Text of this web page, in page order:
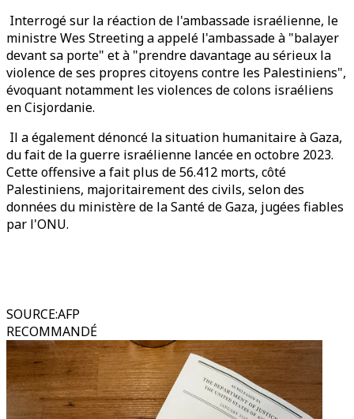
Interrogé sur la réaction de l'ambassade israélienne, le
ministre Wes Streeting a appelé l'ambassade à "balayer
devant sa porte" et à "prendre davantage au sérieux la
violence de ses propres citoyens contre les Palestiniens",
évoquant notamment les violences de colons israéliens
en Cisjordanie.
Il a également dénoncé la situation humanitaire à Gaza,
du fait de la guerre israélienne lancée en octobre 2023.
Cette offensive a fait plus de 56.412 morts, côté
Palestiniens, majoritairement des civils, selon des
données du ministère de la Santé de Gaza, jugées fiables
par l'ONU.
SOURCE:AFP
RECOMMANDÉ